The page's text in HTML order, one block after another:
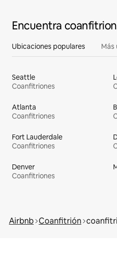
Encuentra
Ubicaciones populares Más
Seattle
Coanfitriones
Atlanta
Coanfitriones
Fort Lauderdale
Coanfitriones
Denver
Coanfitriones
Airbnb Coanfitrión